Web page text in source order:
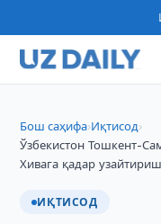
Бош саҳифа›Иқтисод›
Ўзбекистон Тошкент-
Хивага қадар
ИҚТИСОД